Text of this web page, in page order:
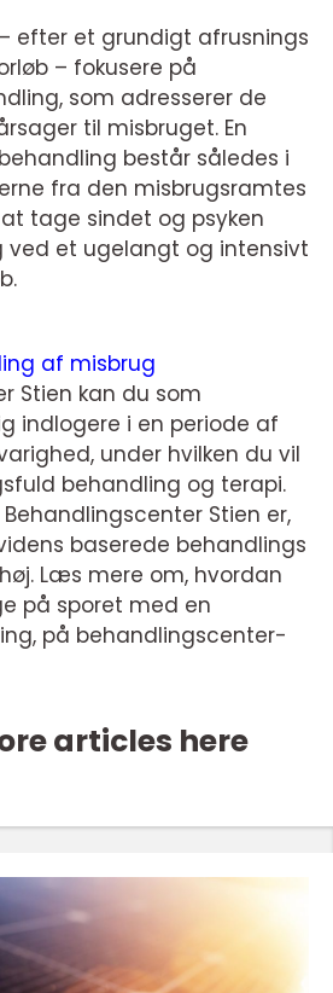
efter et grundigt afrusnings
– fokusere på
som adresserer de
til misbruget. En
består således i
fra den misbrugsramtes
tage sindet og psyken
ved et ugelangt og intensivt
af misbrug
Stien kan du som
indlogere i en periode af
under hvilken du vil
behandling og terapi.
Stien er,
baserede behandlings
Læs mere om, hvordan
på sporet med en
på behandlingscenter-
articles here